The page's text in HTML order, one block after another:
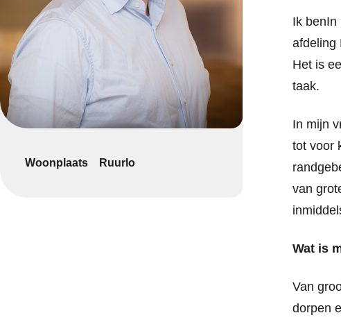
Woonplaats Ruurlo
Ik benIn
afdeling
Het is
taak.
In mijn
tot voor
van
Wat is
Van
dorpen